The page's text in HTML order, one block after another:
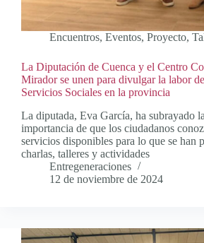
Encuentros, Eventos, Proyecto,
La Diputación de Cuenca y el Centro
Mirador se unen para divulgar la labor
Servicios Sociales en la provincia
La diputada, Eva García, ha subrayado la
importancia de que los ciudadanos
servicios disponibles para lo que se han
charlas, talleres y actividades
Entregeneraciones
12 de noviembre de 2024